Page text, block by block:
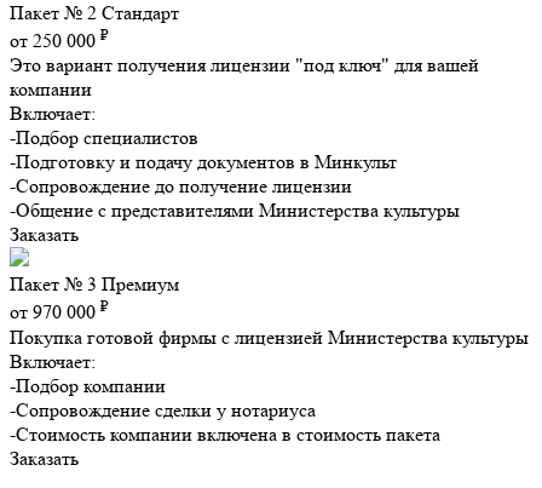
Пакет № 2 Стандарт
от 250 000 ₽
Это вариант получения лицензии "под ключ" для вашей
компании
Включает:
-Подбор специалистов
-Подготовку и подачу документов в Минкульт
-Сопровождение до получение лицензии
-Общение с представителями Министерства культуры
Заказать
Пакет № 3 Премиум
от 970 000 ₽
Покупка готовой фирмы с лицензией Министерства культуры
Включает:
-Подбор компании
-Сопровождение сделки у нотариуса
-Стоимость компании включена в стоимость пакета
Заказать